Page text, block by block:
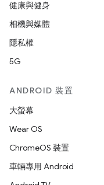
健康與健身
相機與媒體
隱私權
5G
ANDROID 裝置
大螢幕
Wear OS
ChromeOS 裝置
車輛專用 Android